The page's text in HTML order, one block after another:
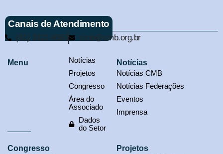
Canais de Atendimento
(61) 3321-9563 cmb@cmb.org.br
Menu
Notícias
Projetos
Congresso
Área do
Associado
Dados
do Setor
Notícias
Notícias CMB
Notícias Federações
Eventos
Imprensa
Congresso
Projetos